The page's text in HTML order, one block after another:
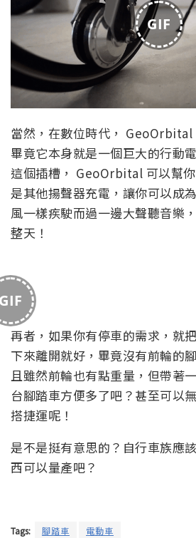
一樣講求速度與激情，但是不需
或是保險。
GIF
當然，在數位時代， GeoOrbital
畢竟它本身就是一個巨大的行動
這個插槽， GeoOrbital 可以幫你
是其他揚聲器充電，讓你可以成
風一樣疾駛而過一邊大聲聽音樂
整天！